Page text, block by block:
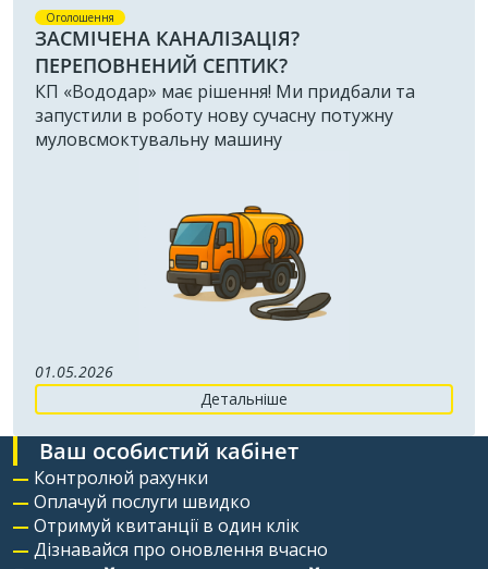
Оголошення
ЗАСМІЧЕНА КАНАЛІЗАЦІЯ?
ПЕРЕПОВНЕНИЙ СЕПТИК?
КП «Вододар» має рішення! Ми придбали та
запустили в роботу нову сучасну потужну
муловсмоктувальну машину
01.05.2026
Детальніше
Ваш особистий кабінет
Контролюй рахунки
Оплачуй послуги швидко
Отримуй квитанції в один клік
Дізнавайся про оновлення вчасно